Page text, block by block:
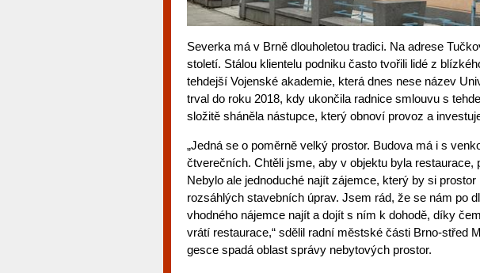
Severka má v Brně dlouholetou tradici. Na adrese
století. Stálou klientelu podniku často tvořili lidé z
tehdejší Vojenské akademie, která dnes nese název
trval do roku 2018, kdy ukončila radnice smlouvu s
složitě sháněla nástupce, který obnoví provoz a
„Jedná se o poměrně velký prostor. Budova má i s
čtverečních. Chtěli jsme, aby v objektu byla restaurace,
Nebylo ale jednoduché najít zájemce, který by si
rozsáhlých stavebních úprav. Jsem rád, že se nám po
vhodného nájemce najít a dojít s ním k dohodě, díky
vrátí restaurace,“ sdělil radní městské části Brno-střed
gesce spadá oblast správy nebytových prostor.